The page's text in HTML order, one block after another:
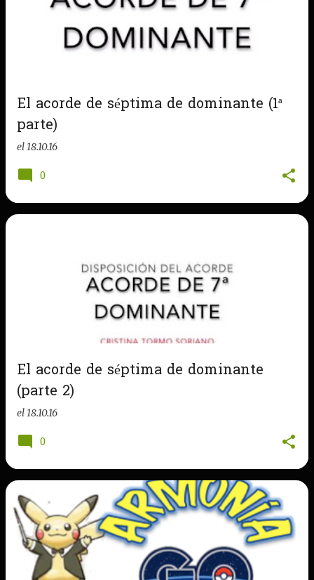
El acorde de séptima de dominante (1ª
parte)
el18.10.16
0
El acorde de séptima de dominante
(parte 2)
el18.10.16
0